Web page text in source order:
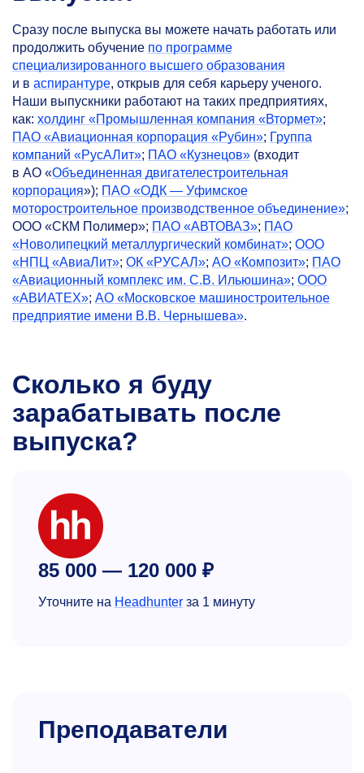
Сразу после выпуска вы можете начать работать или
продолжить обучение по программе
специализированного высшего образования
и в аспирантуре, открыв для себя карьеру ученого.
Наши выпускники работают на таких предприятиях,
как: холдинг «Промышленная компания «Втормет»;
ПАО «Авиационная корпорация «Рубин»; Группа
компаний «РусАЛит»; ПАО «Кузнецов» (входит
в АО «Объединенная двигателестроительная
корпорация»); ПАО «ОДК — Уфимское
моторостроительное производственное объединение»;
ООО «СКМ Полимер»; ПАО «АВТОВАЗ»; ПАО
«Новолипецкий металлургический комбинат»; ООО
«НПЦ «АвиаЛит»; ОК «РУСАЛ»; АО «Композит»; ПАО
«Авиационный комплекс им. С.В. Ильюшина»; ООО
«АВИАТЕХ»; АО «Московское машиностроительное
предприятие имени В.В. Чернышева».
Сколько я буду
зарабатывать после
выпуска?
85 000 — 120 000 ₽
Уточните на Headhunter за 1 минуту
Преподаватели